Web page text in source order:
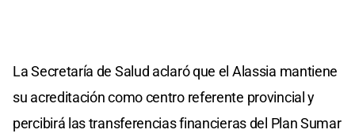
La Secretaría de Salud aclaró que el Alassia mantiene
su acreditación como centro referente provincial y
percibirá las transferencias financieras del Plan Sumar